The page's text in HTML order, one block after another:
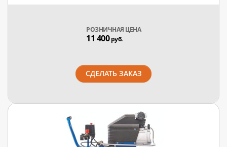
РОЗНИЧНАЯ ЦЕНА
11 400руб.
СДЕЛАТЬ ЗАКАЗ